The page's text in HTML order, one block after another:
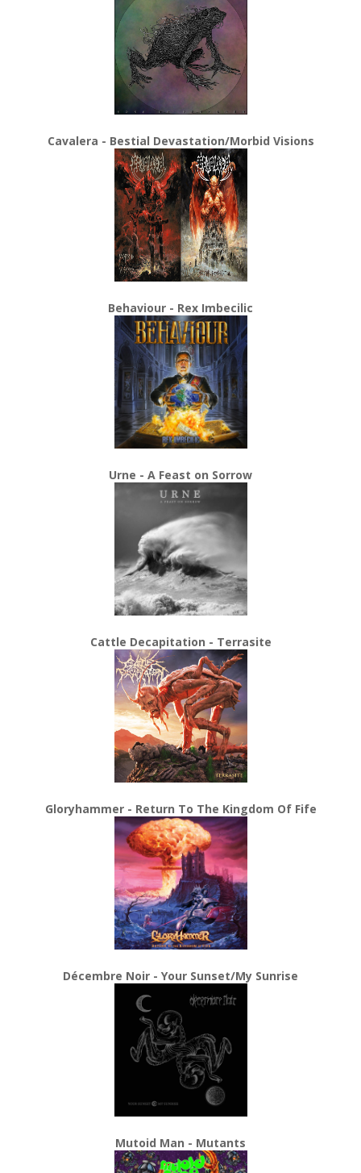
Cavalera - Bestial Devastation/Morbid Visions
Behaviour - Rex Imbecilic
Urne - A Feast on Sorrow
Cattle Decapitation - Terrasite
Gloryhammer - Return To The Kingdom Of Fife
Décembre Noir - Your Sunset/My Sunrise
Mutoid Man - Mutants